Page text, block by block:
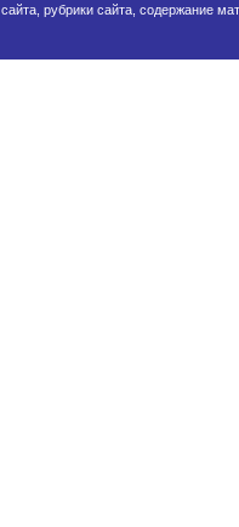
рубрики сайта, содержание